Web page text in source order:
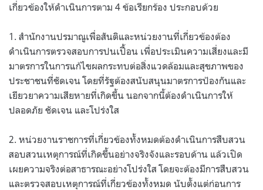
เกี่ยวข้องให้ดำเนินการตาม 4 ข้อเรียกร้อง ประกอบด้วย
1. สำนักงานปรมาณูเพื่อสันติและหน่วยงานที่เกี่ยวข้องต้อง
ดำเนินการตรวจสอบการปนเปื้อน เพื่อประเมินความเสี่ยงและมี
มาตรการในการแก้ไขผลกระทบต่อสิ่งแวดล้อมและสุขภาพของ
ประชาชนที่ชัดเจน โดยที่รัฐต้องสนับสนุนมาตรการป้องกันและ
เยียวยาความเสียหายที่เกิดขึ้น นอกจากนี้ต้องดำเนินการให้
ปลอดภัย ชัดเจน และโปร่งใส
2. หน่วยงานราชการที่เกี่ยวข้องทั้งหมดต้องดำเนินการสืบสวน
สอบสวนเหตุการณ์ที่เกิดขึ้นอย่างจริงจังและรอบด้าน แล้วเปิด
เผยความจริงต่อสาธารณะอย่างโปร่งใส โดยจะต้องมีการสืบสวน
และตรวจสอบเหตุการณ์ที่เกี่ยวข้องทั้งหมด นับตั้งแต่ก่อนการ